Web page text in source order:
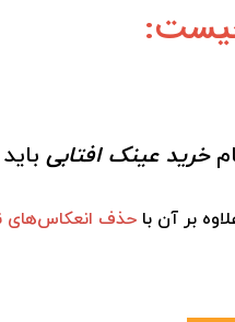
خرید عینک افتابی
بر آن با حذف انعکاس‌های